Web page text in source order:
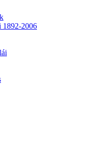
1892-2006